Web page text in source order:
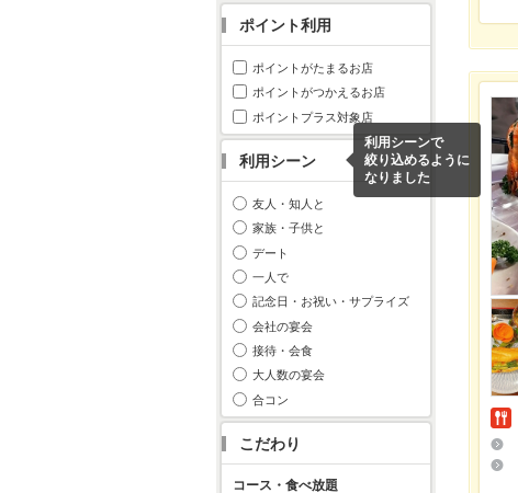
ポイント利用
ポイントがたまるお店
ポイントがつかえるお店
ポイントプラス対象店
利用シーン
利用シーンで
絞り込めるように
なりました
友人・知人と
家族・子供と
デート
一人で
記念日・お祝い・サプライズ
会社の宴会
接待・会食
大人数の宴会
合コン
こだわり
コース・食べ放題